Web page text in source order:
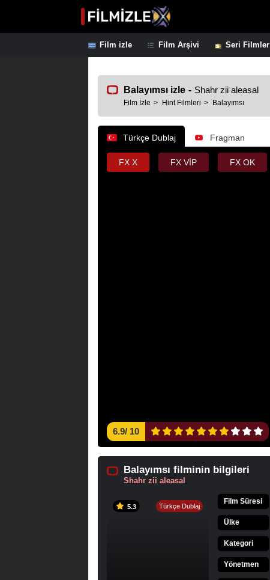
Film izle Film Arşivi Seri Filmler
Balayımsı izle - Shahr zii aleasal
Film İzle Hint Filmleri Balayımsı
Türkçe Dublaj Fragman
FX X FX VİP FX OK
6.9/ 10
Balayımsı filminin bilgileri
Shahr zii aleasal
5.3 Türkçe Dublaj
Film Süresi
Ülke
Kategori
Yönetmen